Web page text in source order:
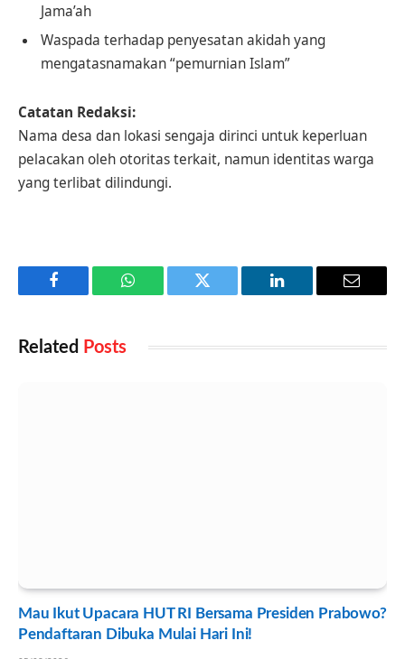
Jama’ah
Waspada terhadap penyesatan akidah yang
mengatasnamakan “pemurnian Islam”
Catatan Redaksi:
Nama desa dan lokasi sengaja dirinci untuk keperluan
pelacakan oleh otoritas terkait, namun identitas warga
yang terlibat dilindungi.
Facebook WhatsApp Twitter LinkedIn Email
Related Posts
Mau Ikut Upacara HUT RI Bersama Presiden Prabowo?
Pendaftaran Dibuka Mulai Hari Ini!